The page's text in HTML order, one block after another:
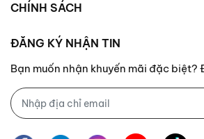
CHÍNH SÁCH
ĐĂNG KÝ NHẬN TIN
Bạn muốn nhận khuyến mãi đặc biệt?